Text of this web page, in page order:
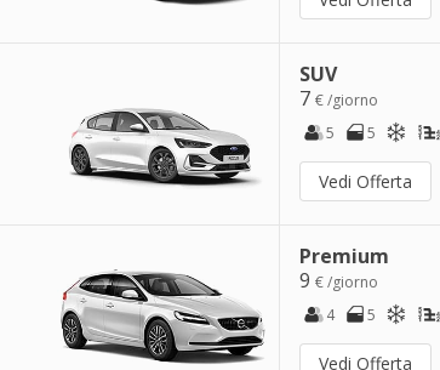
SUV
7€ /giorno
5
5
Vedi Offerta
Premium
9€ /giorno
4
5
Vedi Offerta